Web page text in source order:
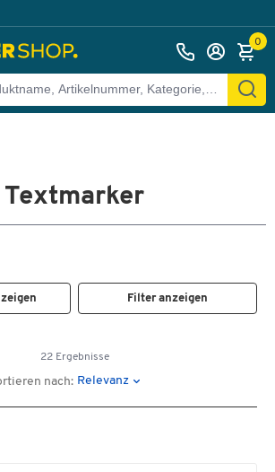
0
Textmarker
Filter anzeigen
22 Ergebnisse
nach: Relevanz